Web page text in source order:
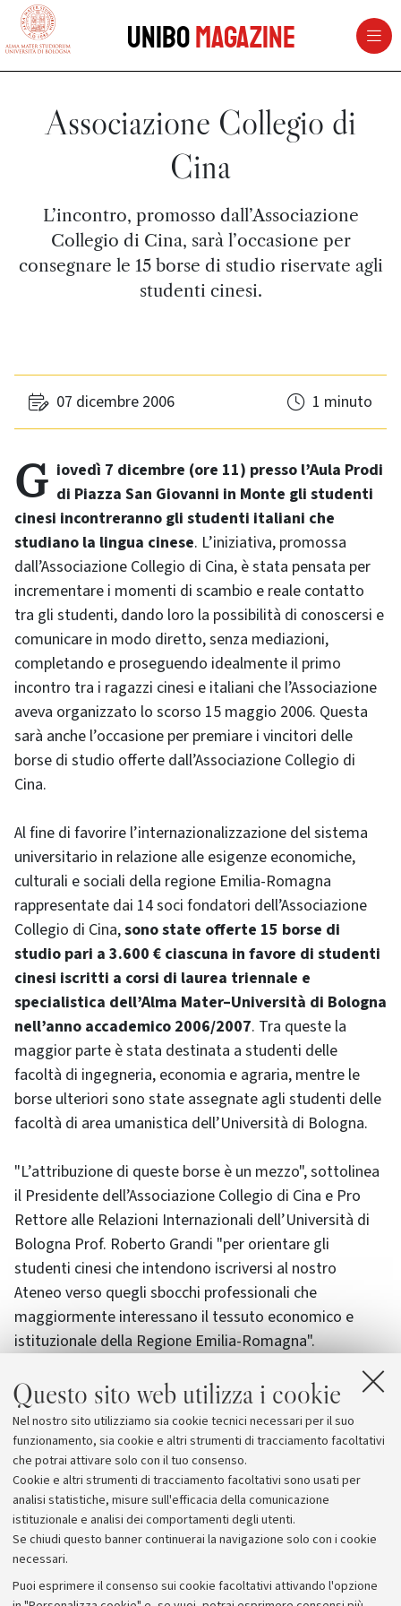
Questo sito web utilizza i cookie
Nel nostro sito utilizziamo sia cookie tecnici necessari per il suo
funzionamento, sia cookie e altri strumenti di tracciamento facoltativi
che potrai attivare solo con il tuo consenso.
Cookie e altri strumenti di tracciamento facoltativi sono usati per
analisi statistiche, misure sull'efficacia della comunicazione
istituzionale e analisi dei comportamenti degli utenti.
Se chiudi questo banner continuerai la navigazione solo con i cookie
necessari.
Puoi esprimere il consenso sui cookie facoltativi attivando l'opzione
vai al contenuto della pagina
UniboMagazine
Associazione Collegio di
Cina
L’incontro, promosso dall’Associazione
Collegio di Cina, sarà l’occasione per
consegnare le 15 borse di studio riservate agli
studenti cinesi.
07 dicembre 2006 1 minuto
Giovedì 7 dicembre (ore 11) presso l’Aula Prodi di Piazza San Giovanni in Monte gli studenti
cinesi incontreranno gli studenti italiani che
studiano la lingua cinese. L’iniziativa, promossa
dall’Associazione Collegio di Cina, è stata pensata per
incrementare i momenti di scambio e reale contatto
tra gli studenti, dando loro la possibilità di conoscersi e
comunicare in modo diretto, senza mediazioni,
completando e proseguendo idealmente il primo
incontro tra i ragazzi cinesi e italiani che l’Associazione
aveva organizzato lo scorso 15 maggio 2006. Questa
sarà anche l’occasione per premiare i vincitori delle
borse di studio offerte dall’Associazione Collegio di
Cina.
Al fine di favorire l’internazionalizzazione del sistema
universitario in relazione alle esigenze economiche,
culturali e sociali della regione Emilia-Romagna
rappresentate dai 14 soci fondatori dell’Associazione
Collegio di Cina,sono state offerte 15 borse di
studio pari a 3.600 € ciascuna in favore di studenti
cinesi iscritti a corsi di laurea triennale e
specialistica dell’Alma Mater–Università di Bologna
nell’anno accademico 2006/2007. Tra queste la
maggior parte è stata destinata a studenti delle
facoltà di ingegneria, economia e agraria, mentre le
borse ulteriori sono state assegnate agli studenti delle
facoltà di area umanistica dell’Università di Bologna.
"L’attribuzione di queste borse è un mezzo", sottolinea
il Presidente dell’Associazione Collegio di Cina e Pro
Rettore alle Relazioni Internazionali dell’Università di
Bologna Prof. Roberto Grandi "per orientare gli
studenti cinesi che intendono iscriversi al nostro
Ateneo verso quegli sbocchi professionali che
maggiormente interessano il tessuto economico e
istituzionale della Regione Emilia-Romagna".
Sarà lo stesso Presidente Roberto Grandi, insieme al
Vice Presidente dell’Associazione Duccio Campagnoli e
ad altri rappresentanti degli associati, a premiare i 15
vincitori delle borse di studio.
Archivio